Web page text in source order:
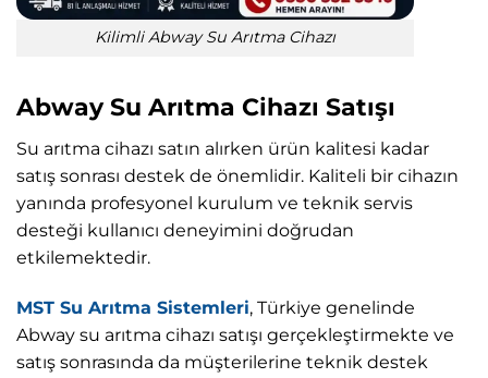
Kilimli Abway Su Arıtma Cihazı
Abway Su Arıtma Cihazı Satışı
Su arıtma cihazı satın alırken ürün kalitesi kadar
satış sonrası destek de önemlidir. Kaliteli bir cihazın
yanında profesyonel kurulum ve teknik servis
desteği kullanıcı deneyimini doğrudan
etkilemektedir.
MST Su Arıtma Sistemleri, Türkiye genelinde
Abway su arıtma cihazı satışı gerçekleştirmekte ve
satış sonrasında da müşterilerine teknik destek